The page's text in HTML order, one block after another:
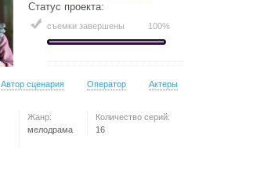
Статус проекта:
съемки завершены 100%
Автор сценария Оператор Актеры
Жанр:
мелодрама
Количество серий:
16